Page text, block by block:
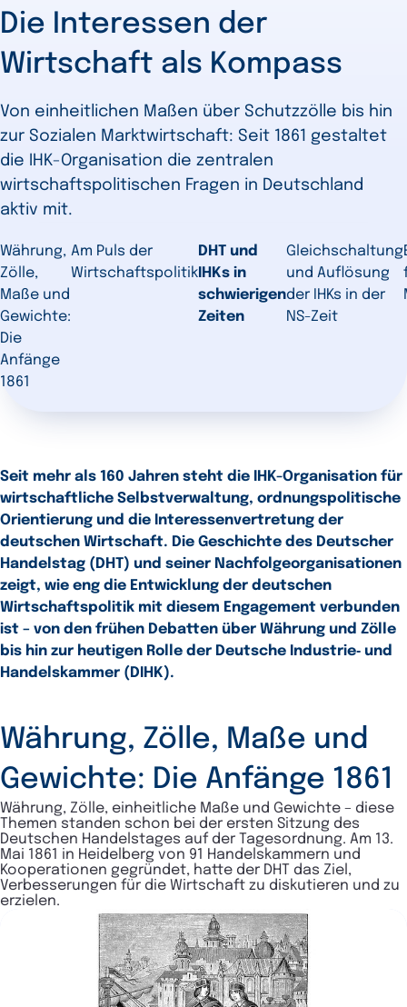
Die Interessen der
Wirtschaft als Kompass
Von einheitlichen Maßen über Schutzzölle bis hin
zur Sozialen Marktwirtschaft: Seit 1861 gestaltet
die IHK-Organisation die zentralen
wirtschaftspolitischen Fragen in Deutschland
aktiv mit.
Währung,
Zölle,
Maße und
Gewichte:
Die
Anfänge
1861
Am Puls der
Wirtschaftspolitik
DHT und
IHKs in
schwierigen
Zeiten
Gleichschaltung
und Auflösung
der IHKs in der
NS-Zeit
Seit mehr als 160 Jahren steht die IHK-Organisation für
wirtschaftliche Selbst­verwaltung, ordnungspolitische
Orientierung und die Interessen­vertretung der
deutschen Wirtschaft. Die Geschichte des Deutscher
Handelstag (DHT) und seiner Nachfolge­organisationen
zeigt, wie eng die Entwicklung der deutschen
Wirtschaftspolitik mit diesem Engagement verbunden
ist – von den frühen Debatten über Währung und Zölle
bis hin zur heutigen Rolle der Deutsche Industrie‑ und
Handelskammer (DIHK).
Währung, Zölle, Maße und
Gewichte: Die Anfänge 1861
Währung, Zölle, einheitliche Maße und Gewichte – diese
Themen standen schon bei der ersten Sitzung des
Deutschen Handelstages auf der Tagesordnung. Am 13.
Mai 1861 in Heidelberg von 91 Handelskammern und
Kooperationen gegründet, hatte der DHT das Ziel,
Verbesserungen für die Wirtschaft zu diskutieren und zu
erzielen.